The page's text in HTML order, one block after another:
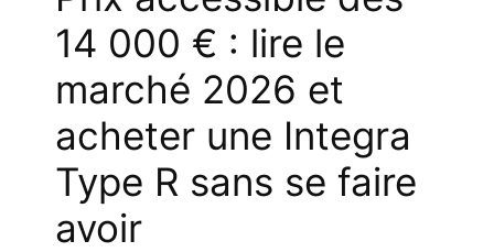
14 000 € : lire le
marché 2026 et
acheter une Integra
Type R sans se faire
avoir